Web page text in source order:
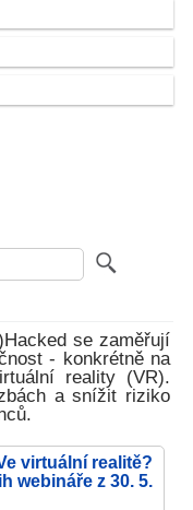
se zaměřují
- konkrétně na
reality (VR).
a snížit riziko
virtuální realitě?
webináře z 30. 5.